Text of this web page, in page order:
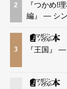
2
『つかめ!
編』 — シ
3 『王国』